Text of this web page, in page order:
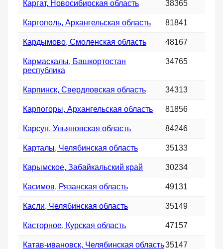
Каргат, Новосибирская область 38365
Каргополь, Архангельская область 81841
Кардымово, Смоленская область 48167
Кармаскалы, Башкортостан
республика
34765
Карпинск, Свердловская область 34313
Карпогоры, Архангельская область 81856
Карсун, Ульяновская область 84246
Карталы, Челябинская область 35133
Карымское, Забайкальский край 30234
Касимов, Рязанская область 49131
Касли, Челябинская область 35149
Касторное, Курская область 47157
Катав-ивановск, Челябинская область35147